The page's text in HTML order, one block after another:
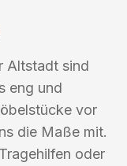
Altstadt sind
eng und
vor
die Maße mit.
oder